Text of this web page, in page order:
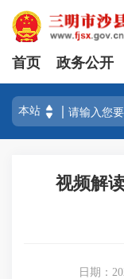
首页 政务公开
视频解
日期：